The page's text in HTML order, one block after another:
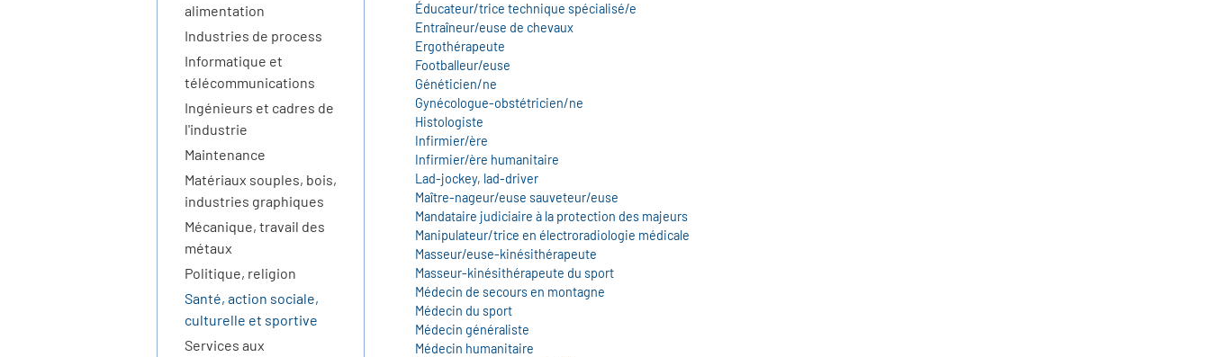
alimentation
Industries de process
Informatique et
télécommunications
Ingénieurs et cadres de
l'industrie
Maintenance
Matériaux souples, bois,
industries graphiques
Mécanique, travail des
métaux
Politique, religion
Santé, action sociale,
culturelle et sportive
Services aux
Éducateur/trice technique spécialisé/e
Entraîneur/euse de chevaux
Ergothérapeute
Footballeur/euse
Généticien/ne
Gynécologue-obstétricien/ne
Histologiste
Infirmier/ère
Infirmier/ère humanitaire
Lad-jockey, lad-driver
Maître-nageur/euse sauveteur/euse
Mandataire judiciaire à la protection des majeurs
Manipulateur/trice en électroradiologie médicale
Masseur/euse-kinésithérapeute
Masseur-kinésithérapeute du sport
Médecin de secours en montagne
Médecin du sport
Médecin généraliste
Médecin humanitaire